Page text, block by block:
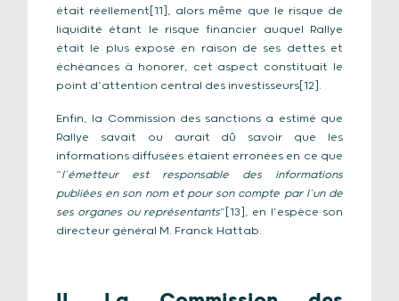
était réellement[11], alors même que le risque de
liquidité étant le risque financier auquel Rallye
était le plus exposé en raison de ses dettes et
échéances à honorer, cet aspect constituait le
point d’attention central des investisseurs[12].
Enfin, la Commission des sanctions a estimé que
Rallye savait ou aurait dû savoir que les
informations diffusées étaient erronées en ce que
“l’émetteur est responsable des informations
publiées en son nom et pour son compte par l’un de
ses organes ou représentants”[13], en l’espèce son
directeur général M. Franck Hattab.